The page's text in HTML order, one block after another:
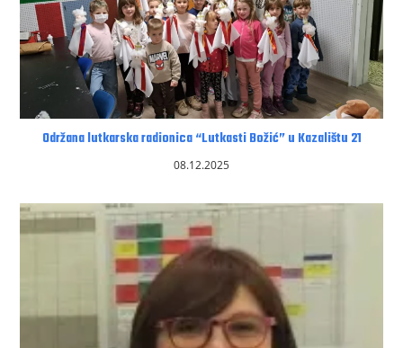
Održana lutkarska radionica “Lutkasti Božić” u Kazalištu 21
08.12.2025